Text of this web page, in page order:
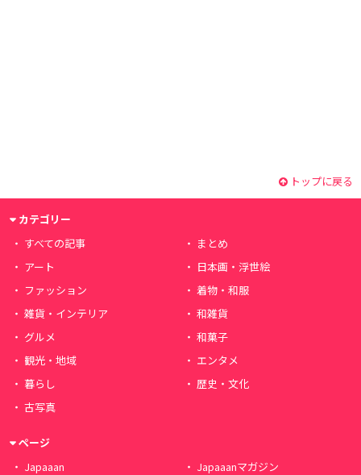
トップに戻る
カテゴリー
すべての記事
まとめ
アート
日本画・浮世絵
ファッション
着物・和服
雑貨・インテリア
和雑貨
グルメ
和菓子
観光・地域
エンタメ
暮らし
歴史・文化
古写真
ページ
Japaaan
Japaaanマガジン